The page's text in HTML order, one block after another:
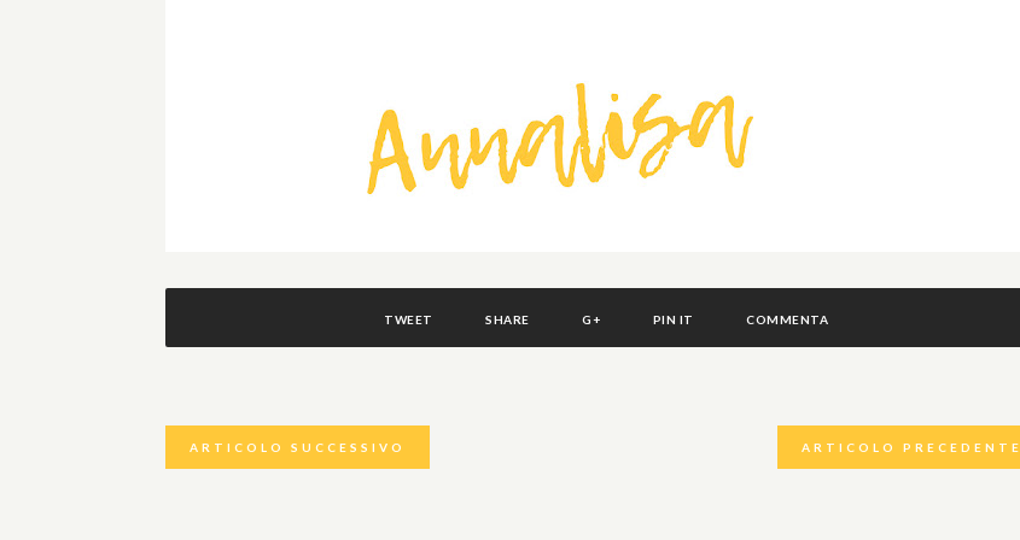
TWEET SHARE G+ PIN IT COMMENTA
ARTICOLO SUCCESSIVO ARTICOLO PRECEDENTE